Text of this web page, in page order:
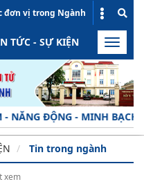
đơn vị trong Ngành
TỨC - SỰ KIỆN HOẠT
Toggle
- MINH BẠCH - HIỆU QUẢ !
Tin trong ngành
xem